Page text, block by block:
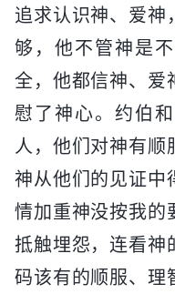
追求认识神、爱神
够，他不管神是
全，他都信神、爱
慰了神心。约伯
人，他们对神有顺
神从他们的见证中
情加重神没按我的
抵触埋怨，连看神
码该有的顺服、理